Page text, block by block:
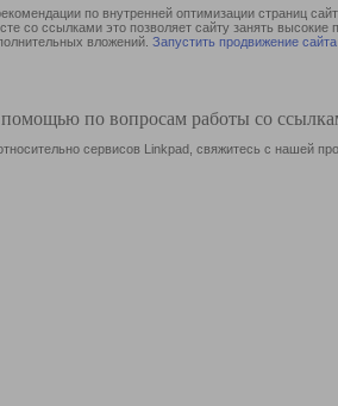
по внутренней оптимизации страниц
со ссылками это позволяет сайту занять
вложений. Запустить продвижение сайта
помощью по вопросам работы со
сервисов Linkpad, свяжитесь с нашей